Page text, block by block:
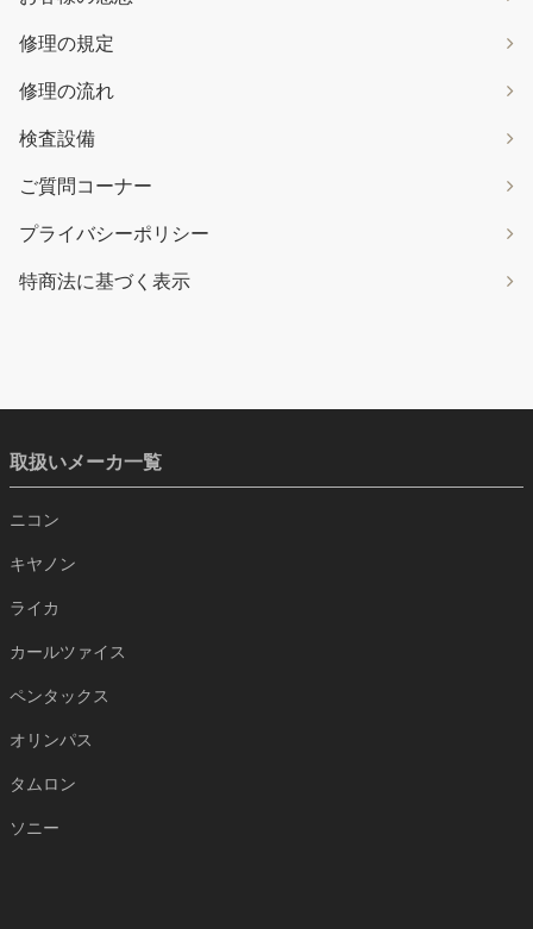
修理の規定
修理の流れ
検査設備
ご質問コーナー
プライバシーポリシー
特商法に基づく表示
取扱いメーカ一覧
ニコン
キヤノン
ライカ
カールツァイス
ペンタックス
オリンパス
タムロン
ソニー